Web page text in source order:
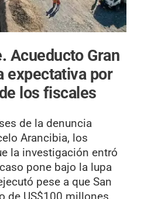
Acueducto Gran
expectativa por
los fiscales
de la denuncia
Arancibia, los
la investigación entró
pone bajo la lupa
pese a que San
de US$100 millones